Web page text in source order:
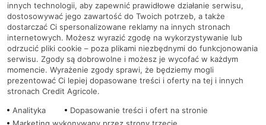
RODO
Regulamin serwisu
Mapa serwisu
PolitykaCookies
innych technologii, aby zapewnić prawidłowe działanie serwisu,
dostosowywać jego zawartość do Twoich potrzeb, a także
dostarczać Ci spersonalizowane reklamy na innych stronach
internetowych. Możesz wyrazić zgodę na wykorzystywanie lub
odrzucić pliki cookie – poza plikami niezbędnymi do funkcjonowania
serwisu. Zgody są dobrowolne i możesz je wycofać w każdym
momencie. Wyrażenie zgody sprawi, że będziemy mogli
prezentować Ci lepiej dopasowane treści i oferty na tej i innych
stronach Credit Agricole.
Analityka
Dopasowanie treści i ofert na stronie